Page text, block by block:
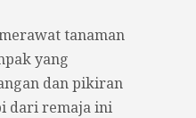
tanaman
yang
dan pikiran
dari remaja ini